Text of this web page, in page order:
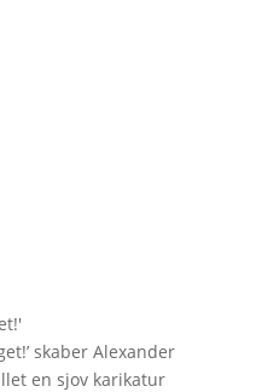
'
skaber Alexander
en sjov karikatur